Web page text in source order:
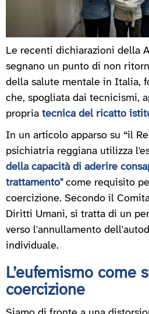
Le recenti dichiarazioni della
segnano un punto di non
della salute mentale in Italia,
che, spogliata dai tecnicismi,
propria tecnica del ricatto
In un articolo apparso su “il
psichiatria reggiana utilizza
della capacità di aderire
trattamento"come requisito
coercizione. Secondo il
Diritti Umani, si tratta di un
verso l'annullamento
individuale.
L’eufemismo come
coercizione